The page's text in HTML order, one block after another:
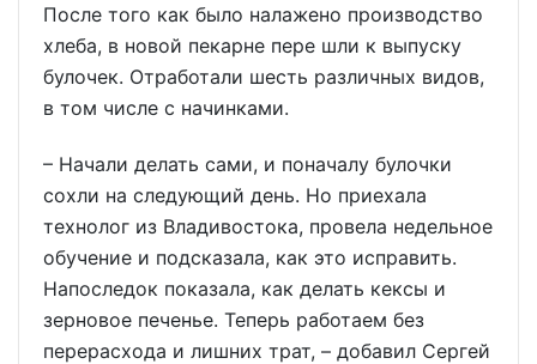
После того как было налажено производство
хлеба, в новой пекарне пере шли к выпуску
булочек. Отработали шесть различных видов,
в том числе с начинками.
– Начали делать сами, и поначалу булочки
сохли на следующий день. Но приехала
технолог из Владивостока, провела недельное
обучение и подсказала, как это исправить.
Напоследок показала, как делать кексы и
зерновое печенье. Теперь работаем без
перерасхода и лишних трат, – добавил Сергей